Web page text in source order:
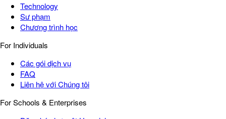
Technology
Sư phạm
Chương trình học
For Individuals
Các gói dịch vụ
FAQ
Liên hệ với Chúng tôi
For Schools & Enterprises